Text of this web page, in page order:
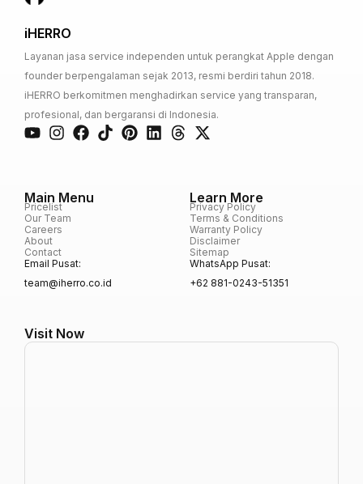
iHERRO
Layanan jasa service independen untuk perangkat Apple dengan
founder berpengalaman sejak 2013, resmi berdiri tahun 2018.
iHERRO berkomitmen menghadirkan service yang transparan,
profesional, dan bergaransi di Indonesia.
Main Menu
Pricelist
Our Team
Careers
About
Contact
Email Pusat:
team@iherro.co.id
Learn More
Privacy Policy
Terms & Conditions
Warranty Policy
Disclaimer
Sitemap
WhatsApp Pusat:
+62 881-0243-51351
Visit Now